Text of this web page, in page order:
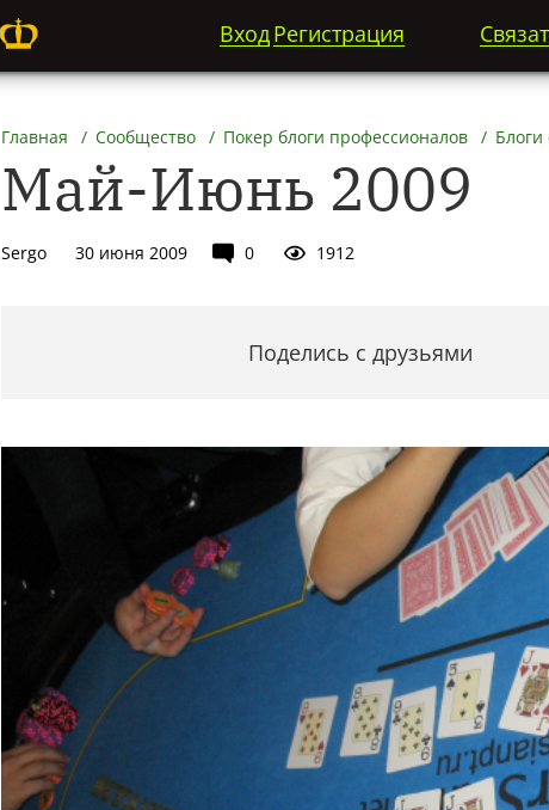
ВходРегистрация
Главная Сообщество Покер блоги профессионалов Блоги
Май-Июнь 2009
Sergo 30 июня 2009 0 1912
Поделись с друзьями